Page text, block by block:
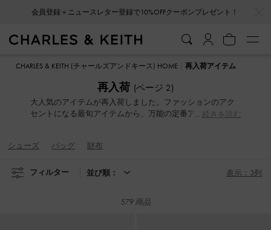
会員登録＋ニュースレター登録で10%OFFクーポンプレゼント！
会員登録＋ニュースレター登録で10%OFFクーポンプレゼント！
CHARLES & KEITH (チャールズアンドキース) HOME 再入荷アイテム
再入荷 (ページ 2)
大人気のアイテムが再入荷しました。ファッションのアク
セントになる最旬アイテムから、万能の定番アイテムま
続きを読む
シューズ バッグ 財布
フィルター 並び順： 表示：3列
579 商品